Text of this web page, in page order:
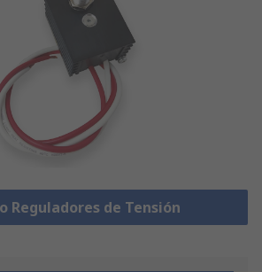
Reguladores de Tensión